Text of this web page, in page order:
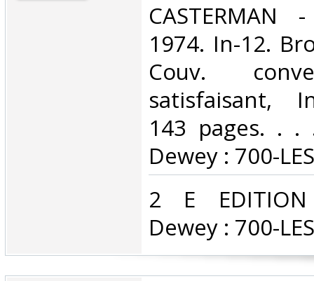
‎CASTERMAN
1974. In-12.
Couv.
satisfaisant,
143 pages. . .
Dewey : 700-
‎2 E EDITION
Dewey : 700-